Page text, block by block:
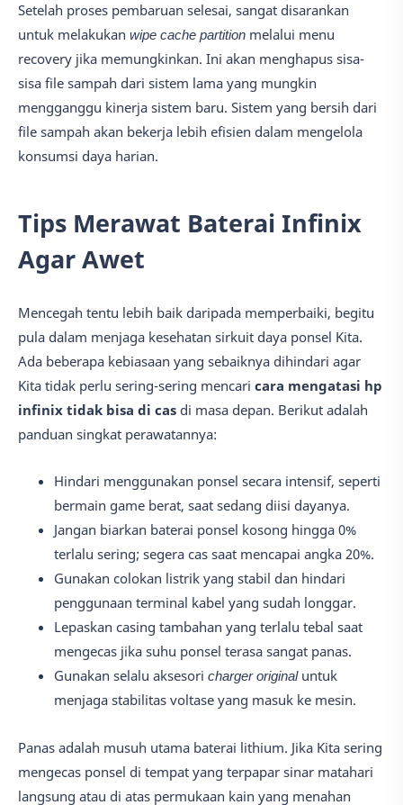
Setelah proses pembaruan selesai, sangat disarankan
untuk melakukan wipe cache partition melalui menu
recovery jika memungkinkan. Ini akan menghapus sisa-
sisa file sampah dari sistem lama yang mungkin
mengganggu kinerja sistem baru. Sistem yang bersih dari
file sampah akan bekerja lebih efisien dalam mengelola
konsumsi daya harian.
Tips Merawat Baterai Infinix
Agar Awet
Mencegah tentu lebih baik daripada memperbaiki, begitu
pula dalam menjaga kesehatan sirkuit daya ponsel Kita.
Ada beberapa kebiasaan yang sebaiknya dihindari agar
Kita tidak perlu sering-sering mencari cara mengatasi hp
infinix tidak bisa di cas di masa depan. Berikut adalah
panduan singkat perawatannya:
Hindari menggunakan ponsel secara intensif, seperti
bermain game berat, saat sedang diisi dayanya.
Jangan biarkan baterai ponsel kosong hingga 0%
terlalu sering; segera cas saat mencapai angka 20%.
Gunakan colokan listrik yang stabil dan hindari
penggunaan terminal kabel yang sudah longgar.
Lepaskan casing tambahan yang terlalu tebal saat
mengecas jika suhu ponsel terasa sangat panas.
Gunakan selalu aksesori charger originaluntuk
menjaga stabilitas voltase yang masuk ke mesin.
Panas adalah musuh utama baterai lithium. Jika Kita sering
mengecas ponsel di tempat yang terpapar sinar matahari
langsung atau di atas permukaan kain yang menahan